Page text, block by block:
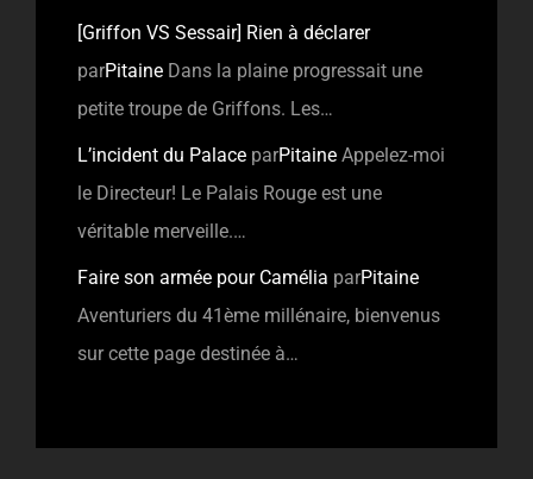
[Griffon VS Sessair] Rien à déclarer
parPitaine Dans la plaine progressait une
petite troupe de Griffons. Les…
L’incident du Palace parPitaine Appelez-moi
le Directeur! Le Palais Rouge est une
véritable merveille.…
Faire son armée pour Camélia parPitaine
Aventuriers du 41ème millénaire, bienvenus
sur cette page destinée à…